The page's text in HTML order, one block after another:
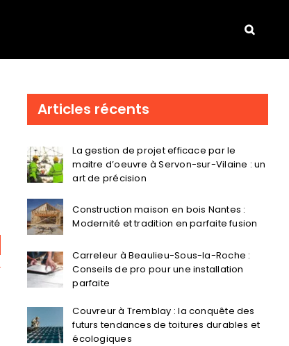
Articles récents
La gestion de projet efficace par le
maitre d’oeuvre à Servon-sur-Vilaine : un
art de précision
Construction maison en bois Nantes :
Modernité et tradition en parfaite fusion
Carreleur à Beaulieu-Sous-la-Roche :
Conseils de pro pour une installation
parfaite
Couvreur à Tremblay : la conquête des
futurs tendances de toitures durables et
écologiques